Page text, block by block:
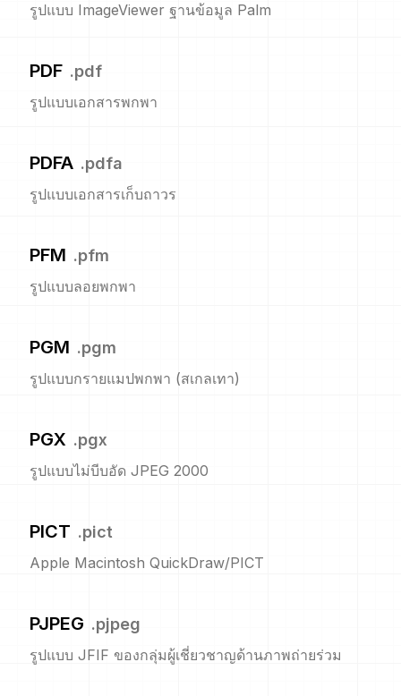
รูปแบบ ImageViewer ฐานข้อมูล Palm
PDF .pdf
รูปแบบเอกสารพกพา
PDFA .pdfa
รูปแบบเอกสารเก็บถาวร
PFM .pfm
รูปแบบลอยพกพา
PGM .pgm
รูปแบบกรายแมปพกพา (สเกลเทา)
PGX .pgx
รูปแบบไม่บีบอัด JPEG 2000
PICT .pict
Apple Macintosh QuickDraw/PICT
PJPEG .pjpeg
รูปแบบ JFIF ของกลุ่มผู้เชี่ยวชาญด้านภาพถ่ายร่วม